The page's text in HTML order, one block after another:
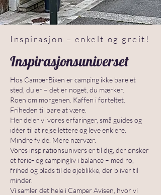
Inspirasjon – enkelt og greit!
Inspirasjonsuniverset
Hos CamperBixen er camping ikke bare et
sted, du er – det er noget, du mærker.
Roen om morgenen. Kaffen i forteltet.
Friheden til bare at være.
Her deler vi vores erfaringer, små guides og
idéer til at rejse lettere og leve enklere.
Mindre fylde. Mere nærvær.
Vores inspirationsunivers er til dig, der ønsker
et ferie- og campingliv i balance – med ro,
frihed og plads til de øjeblikke, der bliver til
minder.
Vi samler det hele i Camper Avisen, hvor vi